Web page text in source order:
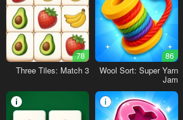
86
Wool Sort: Super Yarn
Jam
78
Three Tiles: Match 3